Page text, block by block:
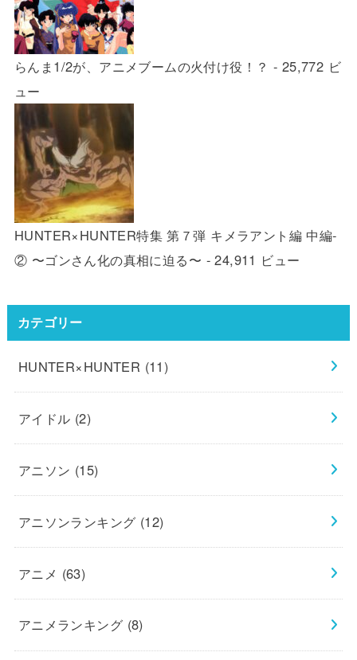
らんま1/2が、アニメブームの火付け役！？ - 25,772 ビ
ュー
HUNTER×HUNTER特集 第７弾 キメラアント編 中編-
② 〜ゴンさん化の真相に迫る〜 - 24,911 ビュー
カテゴリー
HUNTER×HUNTER (11)
アイドル (2)
アニソン (15)
アニソンランキング (12)
アニメ (63)
アニメランキング (8)